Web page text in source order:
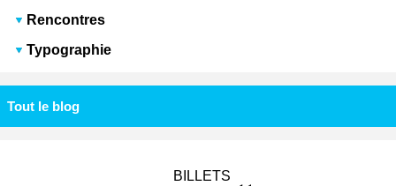
Rencontres
Typographie
Tout le blog
BILLETS